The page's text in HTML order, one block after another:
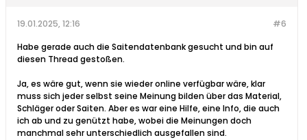
#6
19.01.2025, 12:16
Habe gerade auch die Saitendatenbank gesucht und bin auf
diesen Thread gestoßen.
Ja, es wäre gut, wenn sie wieder online verfügbar wäre, klar
muss sich jeder selbst seine Meinung bilden über das Material,
Schläger oder Saiten. Aber es war eine Hilfe, eine Info, die auch
ich ab und zu genützt habe, wobei die Meinungen doch
manchmal sehr unterschiedlich ausgefallen sind.